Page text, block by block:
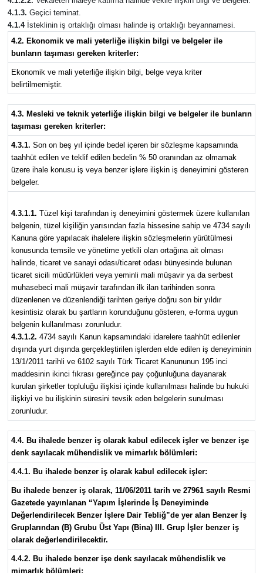
4.1.3. Geçici teminat.
4.1.4İsteklinin iş ortaklığı olması halinde iş ortaklığı beyannamesi.
4.2. Ekonomik ve mali yeterliğe ilişkin bilgi ve belgeler ile
bunların taşıması gereken kriterler:
Ekonomik ve mali yeterliğe ilişkin bilgi, belge veya kriter
belirtilmemiştir.
4.3. Mesleki ve teknik yeterliğe ilişkin bilgi ve belgeler ile bunların
taşıması gereken kriterler:
4.3.1. Son on beş yıl içinde bedel içeren bir sözleşme kapsamında
taahhüt edilen ve teklif edilen bedelin % 50 oranından az olmamak
üzere ihale konusu iş veya benzer işlere ilişkin iş deneyimini gösteren
belgeler.
4.3.1.1. Tüzel kişi tarafından iş deneyimini göstermek üzere kullanılan
belgenin, tüzel kişiliğin yarısından fazla hissesine sahip ve 4734 sayılı
Kanuna göre yapılacak ihalelere ilişkin sözleşmelerin yürütülmesi
konusunda temsile ve yönetime yetkili olan ortağına ait olması
halinde, ticaret ve sanayi odası/ticaret odası bünyesinde bulunan
ticaret sicili müdürlükleri veya yeminli mali müşavir ya da serbest
muhasebeci mali müşavir tarafından ilk ilan tarihinden sonra
düzenlenen ve düzenlendiği tarihten geriye doğru son bir yıldır
kesintisiz olarak bu şartların korunduğunu gösteren, e-forma uygun
belgenin kullanılması zorunludur.
4.3.1.2. 4734 sayılı Kanun kapsamındaki idarelere taahhüt edilenler
dışında yurt dışında gerçekleştirilen işlerden elde edilen iş deneyiminin
13/1/2011 tarihli ve 6102 sayılı Türk Ticaret Kanununun 195 inci
maddesinin ikinci fıkrası gereğince pay çoğunluğuna dayanarak
kurulan şirketler topluluğu ilişkisi içinde kullanılması halinde bu hukuki
ilişkiyi ve bu ilişkinin süresini tevsik eden belgelerin sunulması
zorunludur.
4.4. Bu ihalede benzer iş olarak kabul edilecek işler ve benzer işe
denk sayılacak mühendislik ve mimarlık bölümleri:
4.4.1. Bu ihalede benzer iş olarak kabul edilecek işler:
Bu ihalede benzer iş olarak, 11/06/2011 tarih ve 27961 sayılı Resmi
Gazetede yayınlanan “Yapım İşlerinde İş Deneyiminde
Değerlendirilecek Benzer İşlere Dair Tebliğ”de yer alan Benzer İş
Gruplarından (B) Grubu Üst Yapı (Bina) III. Grup İşler benzer iş
olarak değerlendirilecektir.
4.4.2. Bu ihalede benzer işe denk sayılacak mühendislik ve
mimarlık bölümleri: